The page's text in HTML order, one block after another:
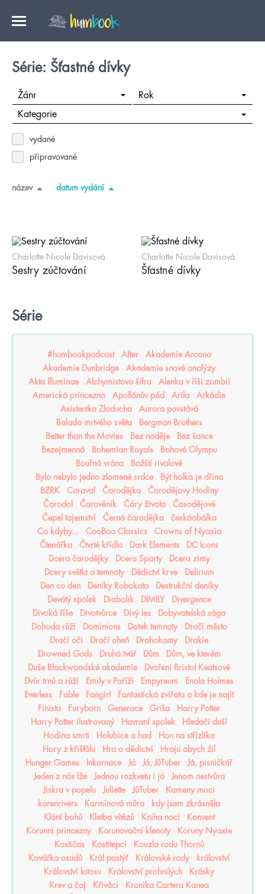
Série: Šťastné dívky
Žánr Rok
Kategorie
vydané
připravované
název datum vydání
Charlotte Nicole Davisová
Sestry zúčtování
Charlotte Nicole Davisová
Šťastné dívky
Série
#humbookpodcast After
Akademie Arcana
Akademie Dunbridge
Akademie snové analýzy
Akta Illuminae
Alchymistova šifra
Alenka v říši zombií
Americká princezna
Apollónův pád Arila
Arkádie
Asistentka Zloducha
Aurora povstává
Balada mrtvého světa
Bergman Brothers
Better than the Movies
Bez naděje
Bez šance
Bezejmenná
Bohemian Royals
Bohové Olympu
Bouřná vrána
Božští rivalové
Bylo nebylo jedno zlomené srdce
Být holka je dřina
BZRK
Caraval Čarodějka
Čarodějovy Hodiny
Čarodol
Čarověník Čáry života
Časodějové
Čepel tajemství
Černá čarodějka
českáobálka
Co kdyby...
CooBoo Classics
Crowns of Nyaxia
Čtenářka
Čtvrté křídlo Dark Elements
DC Icons
Dcera čarodějky
Dcera Sparty
Dcera zimy
Dcery světla a temnoty
Dědictví krve
Delirium
Den co den
Deníky Robokata
Destrukční deníky
Devátý spolek
Diabolik DIMILY
Divergence
Divoká říše
Divotvůrce Divý les
Dobyvatelská sága
Dohoda růží
Dominions Dotek temnoty
Dračí město
Dračí oči
Dračí oheň Drahokamy
Drakie
Drowned Gods
Druhá tvář Dům
Dům, ve kterém
Duše Blackwoodské akademie
Dvoření Bristol Keatsové
Dvůr trnů a růží
Emily v Paříži Empyreum
Enola Holmes
Everless
Fable Fangirl
Fantastická zvířata a kde je najít
Finista
Furyborn Generace Griša
Harry Potter
Harry Potter ilustrovaný
Havraní spolek
Hledači duší
Hodina smrti
Holubice a had
Hon na střízlíka
Hory z křišťálu
Hra o dědictví
Hraju abych žil
Hunger Games
Inkarnace Já Já, JůTuber
Já, pisničkář
Jeden z nás lže
Jednou rozkvetu i já
Jenom nestvůra
Jiskra v popelu
Juliette JůTuber
Kameny moci
karenrivers
Karmínová můra
kdy jsem zkrásněla
Klání bohů
Kletba vítězů Kniha noci
Konvent
Korunní princezny
Korunovační klenoty
Koruny Nyaxie
Kostičas
Kostitepci
Kouzla rodu Thornů
Kovářka osudů
Král pastýř Královské rody
království
Království lotosu
Království prohnilých
Krásky
Krev a čaj
Křiváci
Kronika Cartera Kanea